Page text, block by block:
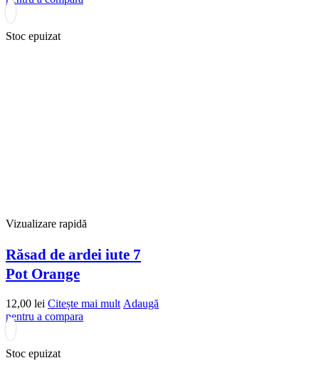
Stoc epuizat
Vizualizare rapidă
Răsad de ardei iute 7
Pot Orange
12,00 lei Citește mai mult Adaugă
pentru a compara
Stoc epuizat